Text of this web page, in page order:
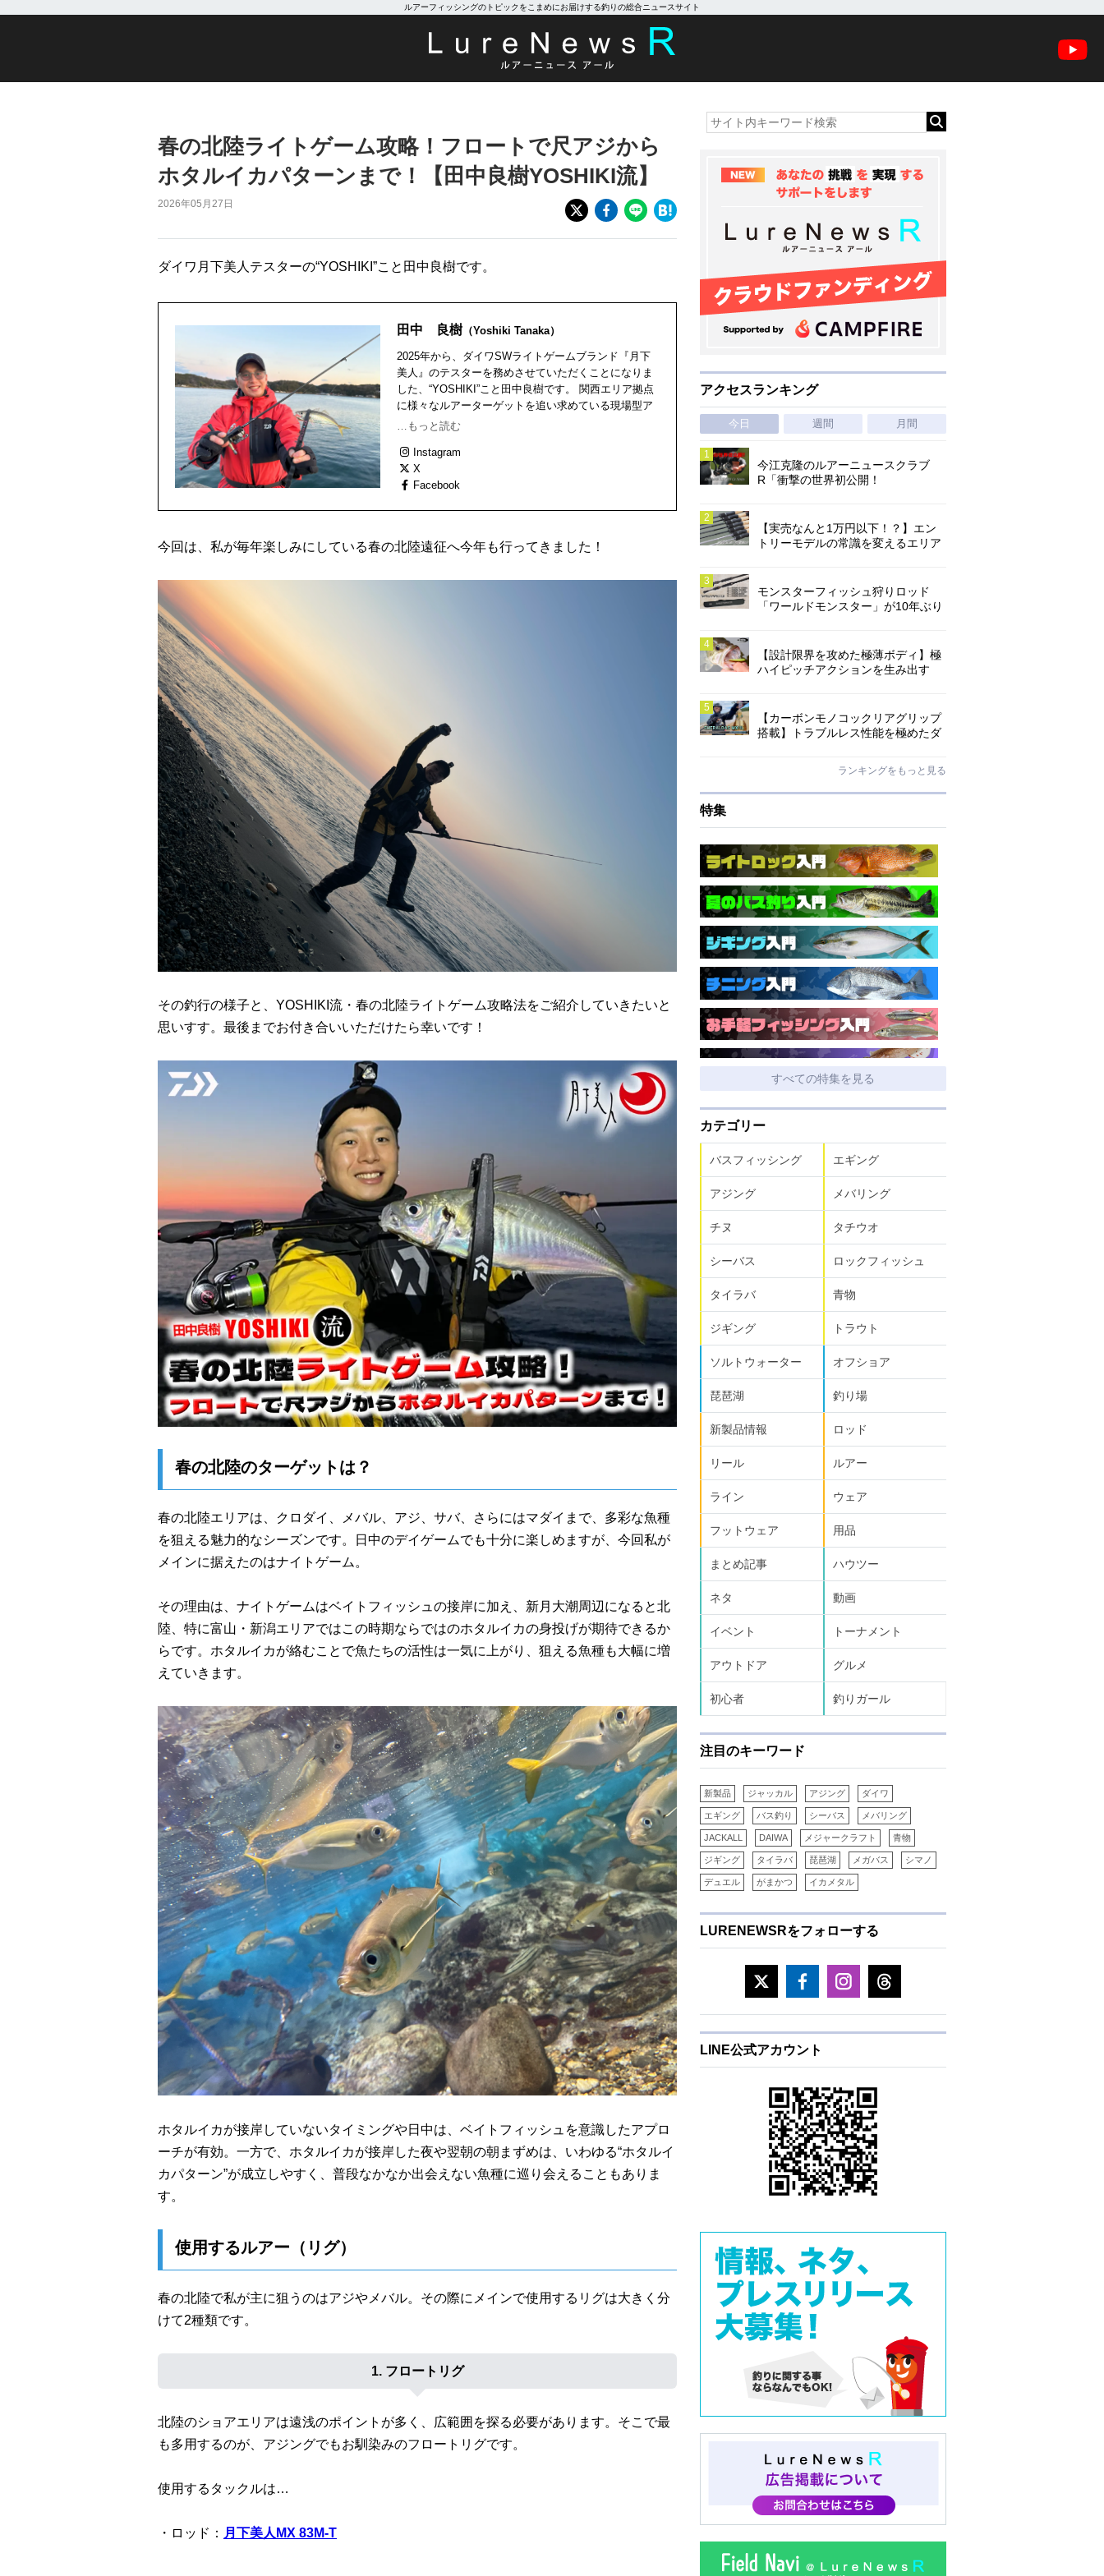
ルアーフィッシングのトピックをこまめにお届けする釣りの総合ニュースサイト
春の北陸ライトゲーム攻略！フロートで尺アジから
ホタルイカパターンまで！【田中良樹YOSHIKI流】
2026年05月27日
ダイワ⽉下美⼈テスターの“YOSHIKI”こと⽥中良樹です。
田中 良樹 （Yoshiki Tanaka）
2025年から、ダイワSWライトゲームブランド『月下
美人』のテスターを務めさせていただくことになりま
した、“YOSHIKI”こと田中良樹です。 関西エリア拠点
に様々なルアーターゲットを追い求めている現場型ア
ングラー！ 中でも最も得意とするのがアジング！
人のフィールドテスターを務める。
…もっと読む
Instagram
X
Facebook
今回は、私が毎年楽しみにしている春の北陸遠征へ今年も行ってきました！
その釣行の様子と、YOSHIKI流・春の北陸ライトゲーム攻略法をご紹介していきたいと
思いすす。最後までお付き合いいただけたら幸いです！
春の北陸のターゲットは？
春の北陸エリアは、クロダイ、メバル、アジ、サバ、さらにはマダイまで、多彩な魚種
を狙える魅力的なシーズンです。日中のデイゲームでも十分に楽しめますが、今回私が
メインに据えたのはナイトゲーム。
その理由は、ナイトゲームはベイトフィッシュの接岸に加え、新月大潮周辺になると北
陸、特に富山・新潟エリアではこの時期ならではのホタルイカの身投げが期待できるか
らです。ホタルイカが絡むことで魚たちの活性は一気に上がり、狙える魚種も大幅に増
えていきます。
ホタルイカが接岸していないタイミングや日中は、ベイトフィッシュを意識したアプロ
ーチが有効。一方で、ホタルイカが接岸した夜や翌朝の朝まずめは、いわゆる“ホタルイ
カパターン”が成立しやすく、普段なかなか出会えない魚種に巡り会えることもありま
す。
使用するルアー（リグ）
春の北陸で私が主に狙うのはアジやメバル。その際にメインで使用するリグは大きく分
けて2種類です。
1. フロートリグ
北陸のショアエリアは遠浅のポイントが多く、広範囲を探る必要があります。そこで最
も多用するのが、アジングでもお馴染みのフロートリグです。
使用するタックルは…
・ロッド： 月下美人MX 83M-T
アクセスランキング
今日 週間 月間
今江克隆のルアーニュースクラブ
R「衝撃の世界初公開！
【実売なんと1万円以下！？】エン
トリーモデルの常識を変えるエリア
モンスターフィッシュ狩りロッド
「ワールドモンスター」が10年ぶり
【設計限界を攻めた極薄ボディ】極
ハイピッチアクションを生み出す
【カーボンモノコックリアグリップ
搭載】トラブルレス性能を極めたダ
ランキングをもっと見る
特集
すべての特集を見る
カテゴリー
バスフィッシング エギング
アジング メバリング
チヌ タチウオ
シーバス ロックフィッシュ
タイラバ 青物
ジギング トラウト
ソルトウォーター オフショア
琵琶湖 釣り場
新製品情報 ロッド
リール ルアー
ライン ウェア
フットウェア 用品
まとめ記事 ハウツー
ネタ 動画
イベント トーナメント
アウトドア グルメ
初心者 釣りガール
注目のキーワード
新製品 ジャッカル アジング ダイワ
エギング バス釣り シーバス メバリング
JACKALL DAIWA メジャークラフト 青物
ジギング タイラバ 琵琶湖 メガバス シマノ
デュエル がまかつ イカメタル
LURENEWSRをフォローする
LINE公式アカウント